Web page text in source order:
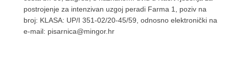
postrojenje za intenzivan uzgoj peradi Farma 1, poziv na
broj: KLASA: UP/I 351-02/20-45/59, odnosno elektronički na
e-mail: pisarnica@mingor.hr